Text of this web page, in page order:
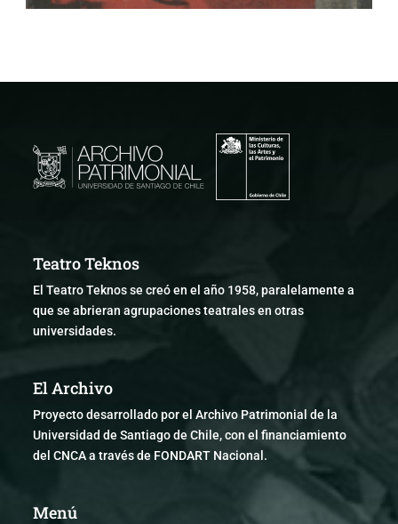
Teatro Teknos
El Teatro Teknos se creó en el año 1958, paralelamente a
que se abrieran agrupaciones teatrales en otras
universidades.
El Archivo
Proyecto desarrollado por el Archivo Patrimonial de la
Universidad de Santiago de Chile, con el financiamiento
del CNCA a través de FONDART Nacional.
Menú